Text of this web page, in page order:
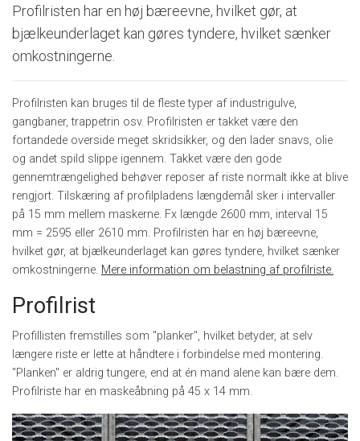
Profilristen har en høj bæreevne, hvilket gør, at
bjælkeunderlaget kan gøres tyndere, hvilket sænker
omkostningerne.
Profilristen kan bruges til de fleste typer af industrigulve,
gangbaner, trappetrin osv. Profilristen er takket være den
fortandede overside meget skridsikker, og den lader snavs, olie
og andet spild slippe igennem. Takket være den gode
gennemtrængelighed behøver reposer af riste normalt ikke at blive
rengjort. Tilskæring af profilpladens længdemål sker i intervaller
på 15 mm mellem maskerne. Fx længde 2600 mm, interval 15
mm = 2595 eller 2610 mm. Profilristen har en høj bæreevne,
hvilket gør, at bjælkeunderlaget kan gøres tyndere, hvilket sænker
omkostningerne. Mere information om belastning af profilriste.
Profilrist
Profillisten fremstilles som "planker", hvilket betyder, at selv
længere riste er lette at håndtere i forbindelse med montering.
"Planken" er aldrig tungere, end at én mand alene kan bære dem.
Profilriste har en maskeåbning på 45 x 14 mm.